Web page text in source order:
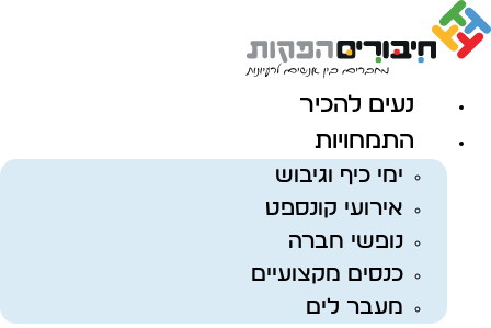
נעים להכיר
התמחויות
ימי כיף וגיבוש
אירועי קונספט
נופשי חברה
כנסים מקצועיים
מעבר לים